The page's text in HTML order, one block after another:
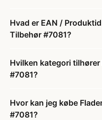
Hvad er EAN /
Tilbehør #7081?
Hvilken kategori
#7081?
Hvor kan jeg købe
#7081?